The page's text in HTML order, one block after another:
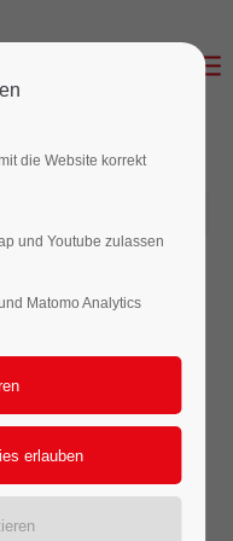
die Website korrekt
und Youtube zulassen
Matomo Analytics